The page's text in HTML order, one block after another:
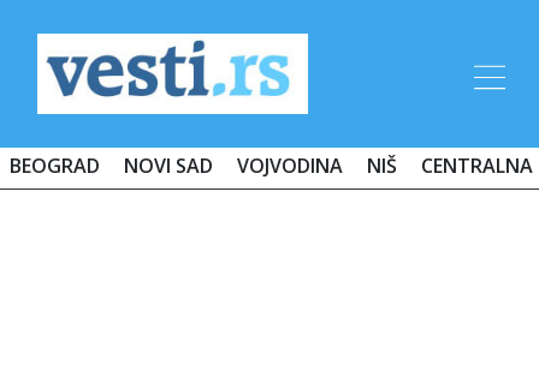
BEOGRAD NOVI SAD VOJVODINA NIŠ CENTRALNA